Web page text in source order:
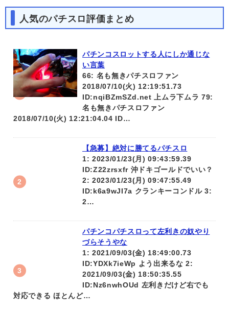
人気のパチスロ評価まとめ
パチンコスロットする人にしか通じな
い言葉
66: 名も無きパチスロファン
2018/07/10(火) 12:19:51.73
ID:nqiBZmSZd.net 上ムラ下ムラ 79:
名も無きパチスロファン
2018/07/10(火) 12:21:04.04 ID…
【急募】絶対に勝てるパチスロ
1: 2023/01/23(月) 09:43:59.39
ID:Z22zrsxfr 沖ドキゴールドでいい？
2: 2023/01/23(月) 09:47:55.49
ID:k6a9wJI7a クランキーコンドル 3:
2…
パチンコパチスロって左利きの奴やり
づらそうやな
1: 2021/09/03(金) 18:49:00.73
ID:YDXk7ieWp よう出来るな 2:
2021/09/03(金) 18:50:35.55
ID:Nz6nwhOUd 左利きだけど右でも
対応できる ほとんど…